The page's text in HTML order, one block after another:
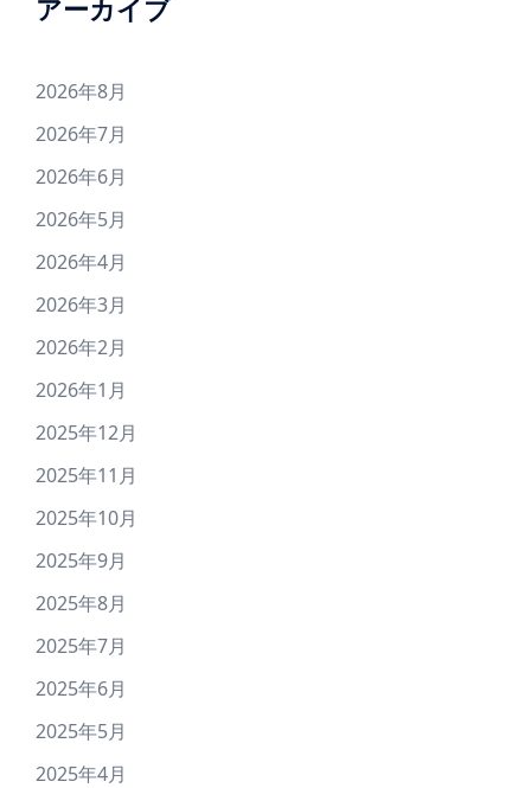
アーカイブ
2026年8月
2026年7月
2026年6月
2026年5月
2026年4月
2026年3月
2026年2月
2026年1月
2025年12月
2025年11月
2025年10月
2025年9月
2025年8月
2025年7月
2025年6月
2025年5月
2025年4月